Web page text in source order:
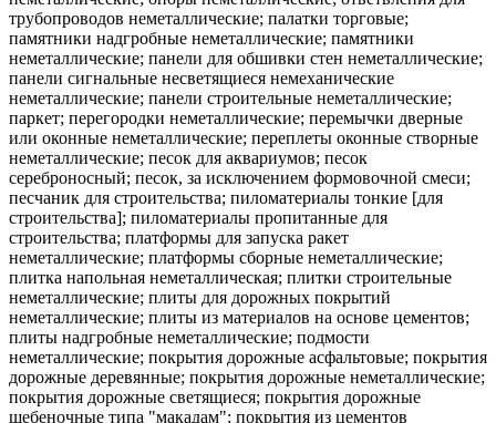
трубопроводов неметаллические; палатки торговые;
памятники надгробные неметаллические; памятники
неметаллические; панели для обшивки стен неметаллические;
панели сигнальные несветящиеся немеханические
неметаллические; панели строительные неметаллические;
паркет; перегородки неметаллические; перемычки дверные
или оконные неметаллические; переплеты оконные створные
неметаллические; песок для аквариумов; песок
сереброносный; песок, за исключением формовочной смеси;
песчаник для строительства; пиломатериалы тонкие [для
строительства]; пиломатериалы пропитанные для
строительства; платформы для запуска ракет
неметаллические; платформы сборные неметаллические;
плитка напольная неметаллическая; плитки строительные
неметаллические; плиты для дорожных покрытий
неметаллические; плиты из материалов на основе цементов;
плиты надгробные неметаллические; подмости
неметаллические; покрытия дорожные асфальтовые; покрытия
дорожные деревянные; покрытия дорожные неметаллические;
покрытия дорожные светящиеся; покрытия дорожные
щебеночные типа "макадам"; покрытия из цементов